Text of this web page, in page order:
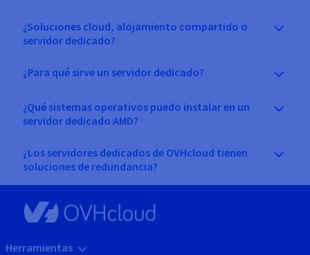
¿Soluciones cloud, alojamiento compartido o
servidor dedicado?
¿Para qué sirve un servidor dedicado?
¿Qué sistemas operativos puedo instalar en un
servidor dedicado AMD?
¿Los servidores dedicados de OVHcloud tienen
soluciones de redundancia?
Herramientas